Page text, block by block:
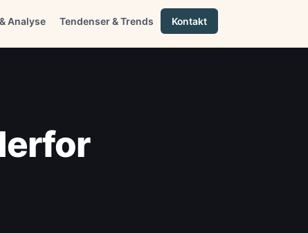
Analyse Tendenser & Trends Kontakt